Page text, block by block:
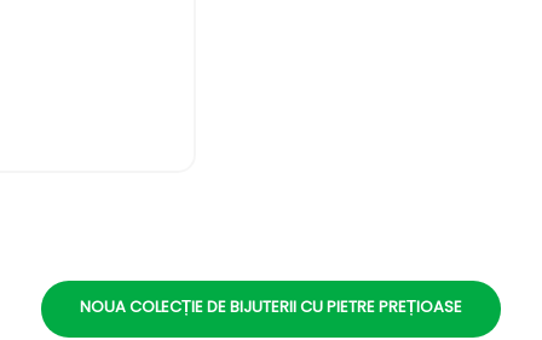
NOUA COLECȚIE DE BIJUTERII CU PIETRE PREȚIOASE